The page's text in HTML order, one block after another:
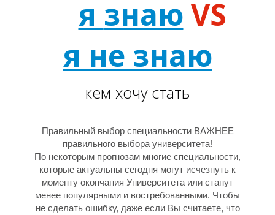
я знаю VS
я не знаю
кем хочу стать
Правильный выбор специальности ВАЖНЕЕ
правильного выбора университета!
По некоторым прогнозам многие специальности,
которые актуальны сегодня могут исчезнуть к
моменту окончания Университета или станут
менее популярными и востребованными. Чтобы
не сделать ошибку, даже если Вы считаете, что